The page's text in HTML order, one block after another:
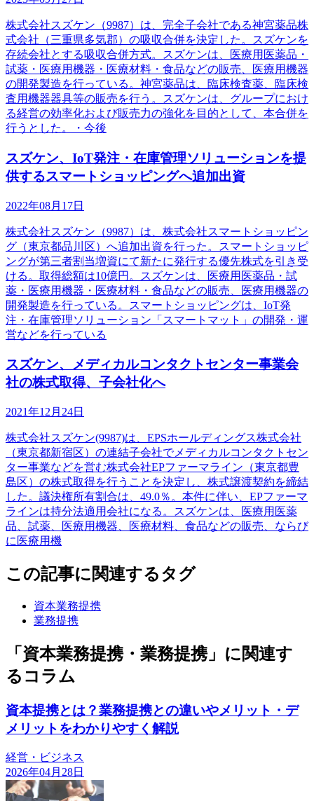
株式会社スズケン（9987）は、完全子会社である神宮薬品株
式会社（三重県多気郡）の吸収合併を決定した。スズケンを
存続会社とする吸収合併方式。スズケンは、医療用医薬品・
試薬・医療用機器・医療材料・食品などの販売、医療用機器
の開発製造を行っている。神宮薬品は、臨床検査薬、臨床検
査用機器器具等の販売を行う。スズケンは、グループにおけ
る経営の効率化および販売力の強化を目的として、本合併を
行うとした。・今後
スズケン、IoT発注・在庫管理ソリューションを提
供するスマートショッピングへ追加出資
2022年08月17日
株式会社スズケン（9987）は、株式会社スマートショッピン
グ（東京都品川区）へ追加出資を行った。スマートショッピ
ングが第三者割当増資にて新たに発行する優先株式を引き受
ける。取得総額は10億円。スズケンは、医療用医薬品・試
薬・医療用機器・医療材料・食品などの販売、医療用機器の
開発製造を行っている。スマートショッピングは、IoT発
注・在庫管理ソリューション「スマートマット」の開発・運
営などを行っている
スズケン、メディカルコンタクトセンター事業会
社の株式取得、子会社化へ
2021年12月24日
株式会社スズケン(9987)は、EPSホールディングス株式会社
（東京都新宿区）の連結子会社でメディカルコンタクトセン
ター事業などを営む株式会社EPファーマライン（東京都豊
島区）の株式取得を行うことを決定し、株式譲渡契約を締結
した。議決権所有割合は、49.0％。本件に伴い、EPファーマ
ラインは持分法適用会社になる。スズケンは、医療用医薬
品、試薬、医療用機器、医療材料、食品などの販売、ならび
に医療用機
この記事に関連するタグ
資本業務提携
業務提携
「資本業務提携・業務提携」に関連す
るコラム
資本提携とは？業務提携との違いやメリット・デ
メリットをわかりやすく解説
経営・ビジネス
2026年04月28日